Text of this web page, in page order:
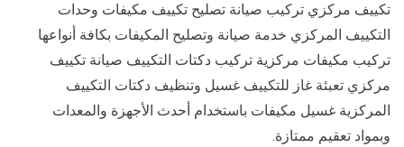
تكييف مركزي تركيب صيانة تصليح تكييف مكيفات وحدات
التكييف المركزي خدمة صيانة وتصليح المكيفات بكافة أنواعها
تركيب مكيفات مركزية تركيب دكتات التكييف صيانة تكييف
مركزي تعبئة غاز للتكييف غسيل وتنظيف دكتات التكييف
المركزية غسيل مكيفات باستخدام أحدث الأجهزة والمعدات
وبمواد تعقيم ممتازة.